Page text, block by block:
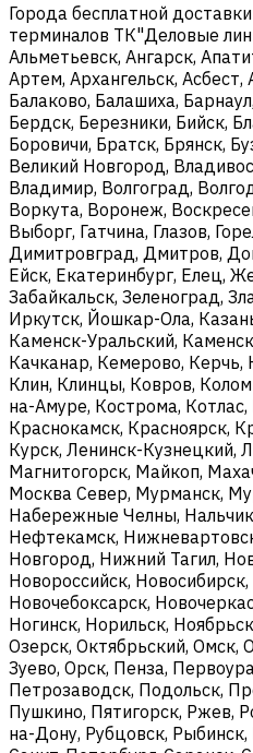
Города бесплатной
терминалов ТК"Деловые
Альметьевск, Ангарск,
Артем, Архангельск, Асбест,
Балаково, Балашиха,
Бердск, Березники, Бийск,
Боровичи, Братск, Брянск,
Великий Новгород,
Владимир, Волгоград,
Воркута, Воронеж,
Выборг, Гатчина, Глазов,
Димитровград, Дмитров,
Ейск, Екатеринбург, Елец,
Забайкальск, Зеленоград,
Иркутск, Йошкар-Ола,
Каменск-Уральский,
Качканар, Кемерово,
Клин, Клинцы, Ковров,
на-Амуре, Кострома,
Краснокамск, Красноярск,
Курск, Ленинск-Кузнецкий,
Магнитогорск, Майкоп,
Москва Север, Мурманск,
Набережные Челны,
Нефтекамск,
Новгород, Нижний Тагил,
Новороссийск,
Новочебоксарск,
Ногинск, Норильск,
Озерск, Октябрьский, Омск,
Зуево, Орск, Пенза,
Петрозаводск, Подольск,
Пушкино, Пятигорск, Ржев,
на-Дону, Рубцовск,